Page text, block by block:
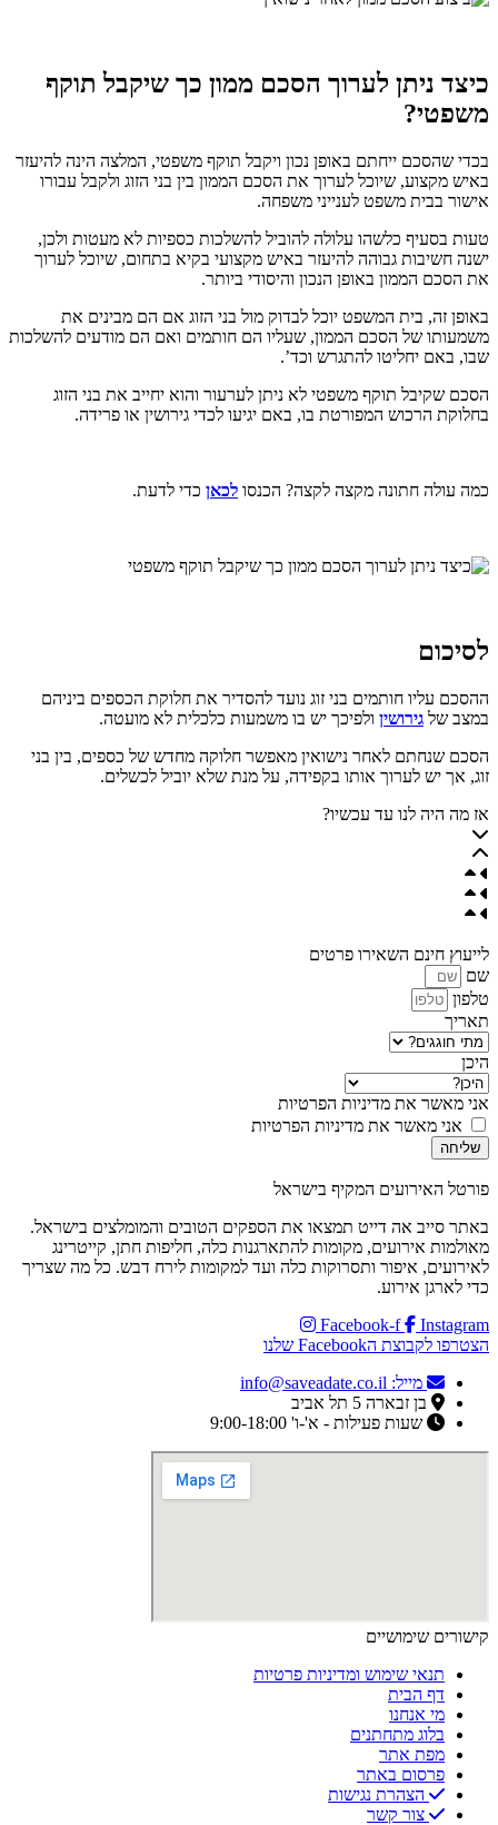
כיצד ניתן לערוך הסכם ממון כך שיקבל תוקף
משפטי?
בכדי שהסכם ייחתם באופן נכון ויקבל תוקף משפטי, המלצה הינה להיעזר
באיש מקצוע, שיוכל לערוך את הסכם הממון בין בני הזוג ולקבל עבורו
אישור בבית משפט לענייני משפחה.
טעות בסעיף כלשהו עלולה להוביל להשלכות כספיות לא מעטות ולכן,
ישנה חשיבות גבוהה להיעזר באיש מקצועי בקיא בתחום, שיוכל לערוך
את הסכם הממון באופן הנכון והיסודי ביותר.
באופן זה, בית המשפט יוכל לבדוק מול בני הזוג אם הם מבינים את
משמעותו של הסכם הממון, שעליו הם חותמים ואם הם מודעים להשלכות
שבו, באם יחליטו להתגרש וכד’.
הסכם שקיבל תוקף משפטי לא ניתן לערעור והוא יחייב את בני הזוג
בחלוקת הרכוש המפורטת בו, באם יגיעו לכדי גירושין או פרידה.
כמה עולה חתונה מקצה לקצה? הכנסו לכאן כדי לדעת.
לסיכום
ההסכם עליו חותמים בני זוג נועד להסדיר את חלוקת הכספים ביניהם
במצב של גירושין ולפיכך יש בו משמעות כלכלית לא מועטה.
הסכם שנחתם לאחר נישואין מאפשר חלוקה מחדש של כספים, בין בני
זוג, אך יש לערוך אותו בקפידה, על מנת שלא יוביל לכשלים.
אז מה היה לנו עד עכשיו?
לייעוץ חינם השאירו פרטים
שם
טלפון
תאריך
היכן
אני מאשר את מדיניות הפרטיות
אני מאשר את מדיניות הפרטיות
שליחה
פורטל האירועים המקיף בישראל
באתר סייב אה דייט תמצאו את הספקים הטובים והמומלצים בישראל.
מאולמות אירועים, מקומות להתארגנות כלה, חליפות חתן, קייטרינג
לאירועים, איפור ותסרוקות כלה ועד למקומות לירח דבש. כל מה שצריך
כדי לארגן אירוע.
Facebook-f
Instagram
הצטרפו לקבוצת הFacebook שלנו
מייל: info@saveadate.co.il
בן זבארה 5 תל אביב
שעות פעילות - א'-ו' 9:00-18:00
קישורים שימושיים
תנאי שימוש ומדיניות פרטיות
דף הבית
מי אנחנו
בלוג מתחתנים
מפת אתר
פרסום באתר
הצהרת נגישות
צור קשר